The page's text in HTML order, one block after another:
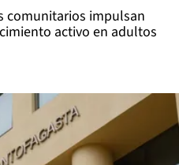
comunitarios impulsan
activo en adultos